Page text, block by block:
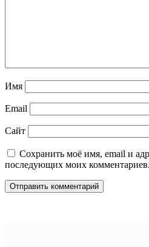
Имя
Email
Сайт
Сохранить моё имя, email и
последующих моих комментариев.